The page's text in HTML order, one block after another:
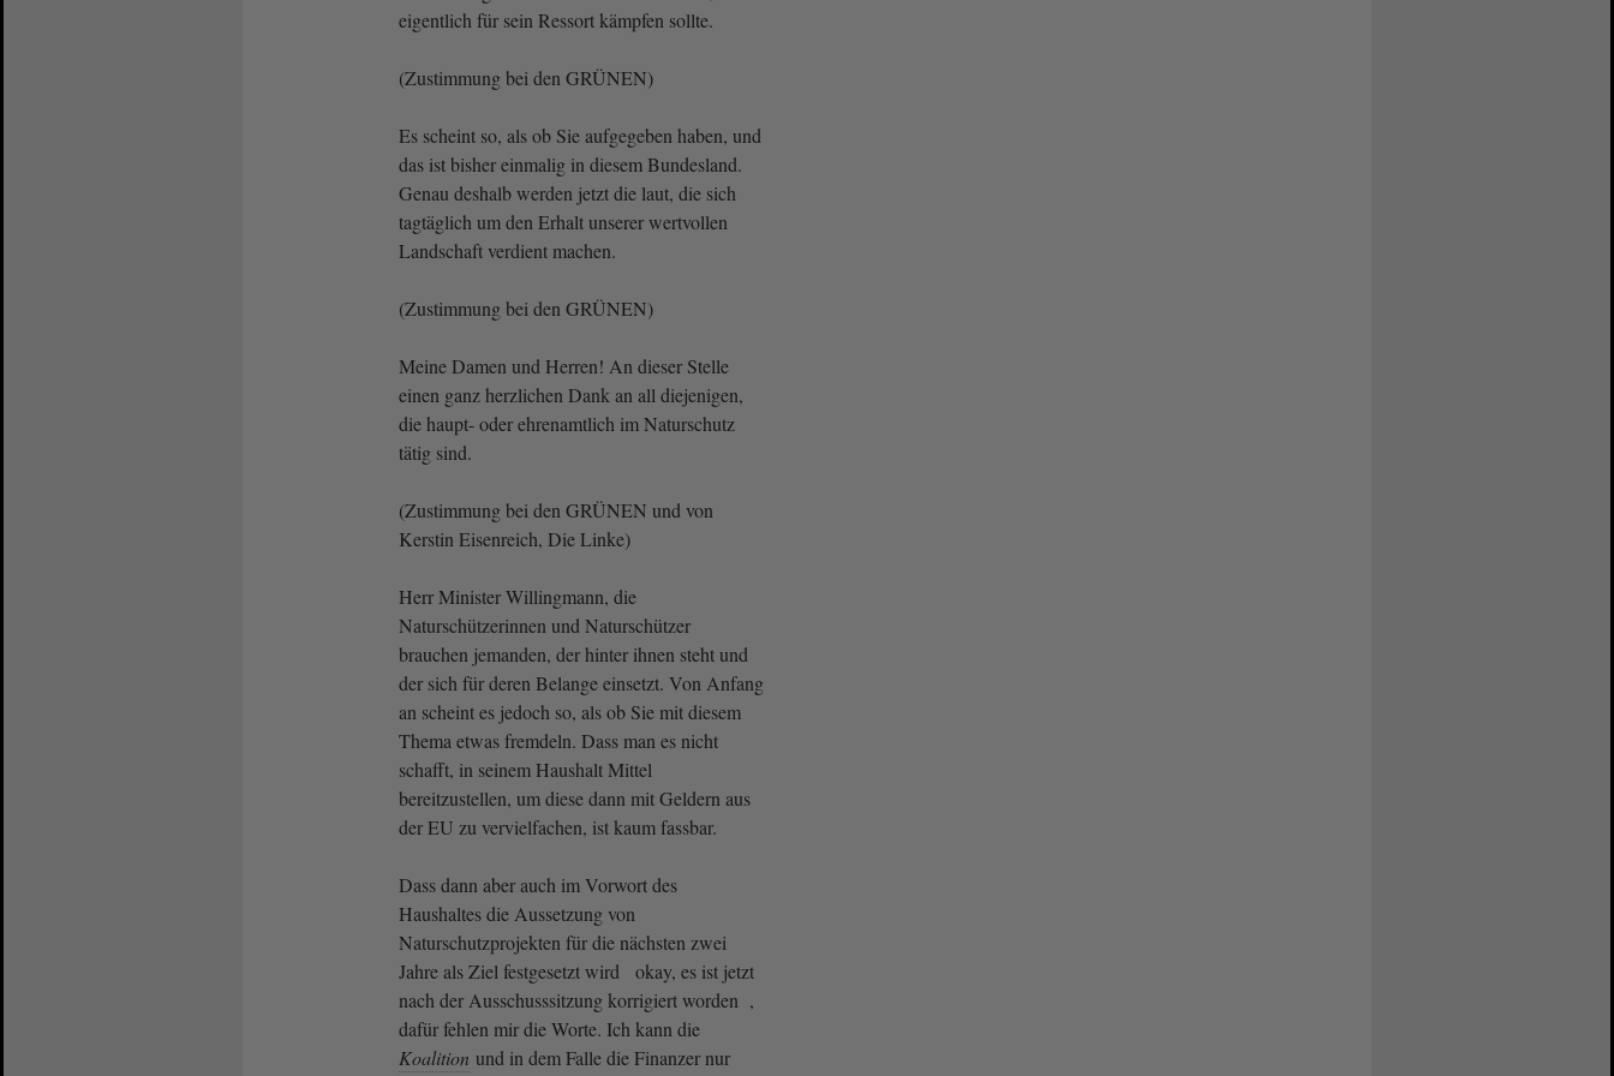
eigentlich für sein Ressort kämpfen sollte.
(Zustimmung bei den GRÜNEN)
Es scheint so, als ob Sie aufgegeben haben, und
das ist bisher einmalig in diesem Bundesland.
Genau deshalb werden jetzt die laut, die sich
tagtäglich um den Erhalt unserer wertvollen
Landschaft verdient machen.
(Zustimmung bei den GRÜNEN)
Meine Damen und Herren! An dieser Stelle
einen ganz herzlichen Dank an all diejenigen,
die haupt- oder ehrenamtlich im Naturschutz
tätig sind.
(Zustimmung bei den GRÜNEN und von
Kerstin Eisenreich, Die Linke)
Herr Minister Willingmann, die
Naturschützerinnen und Naturschützer
brauchen jemanden, der hinter ihnen steht und
der sich für deren Belange einsetzt. Von Anfang
an scheint es jedoch so, als ob Sie mit diesem
Thema etwas fremdeln. Dass man es nicht
schafft, in seinem Haushalt Mittel
bereitzustellen, um diese dann mit Geldern aus
der EU zu vervielfachen, ist kaum fassbar.
Dass dann aber auch im Vorwort des
Haushaltes die Aussetzung von
Naturschutzprojekten für die nächsten zwei
Jahre als Ziel festgesetzt wird okay, es ist jetzt
nach der Ausschusssitzung korrigiert worden ,
dafür fehlen mir die Worte. Ich kann die
Koalition und in dem Falle die Finanzer nur